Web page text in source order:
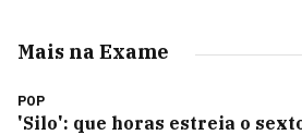
Mais na Exame
POP
'Silo': que horas estreia o